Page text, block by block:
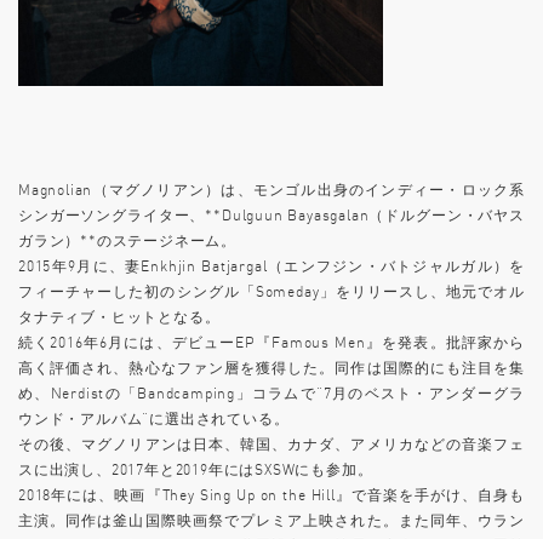
Magnolian（マグノリアン）は、モンゴル出身のインディー・ロック系
シンガーソングライター、**Dulguun Bayasgalan（ドルグーン・バヤス
ガラン）**のステージネーム。
2015年9月に、妻Enkhjin Batjargal（エンフジン・バトジャルガル）を
フィーチャーした初のシングル「Someday」をリリースし、地元でオル
タナティブ・ヒットとなる。
続く2016年6月には、デビューEP『Famous Men』を発表。批評家から
高く評価され、熱心なファン層を獲得した。同作は国際的にも注目を集
め、Nerdistの「Bandcamping」コラムで“7月のベスト・アンダーグラ
ウンド・アルバム”に選出されている。
その後、マグノリアンは日本、韓国、カナダ、アメリカなどの音楽フェ
スに出演し、2017年と2019年にはSXSWにも参加。
2018年には、映画『They Sing Up on the Hill』で音楽を手がけ、自身も
主演。同作は釜山国際映画祭でプレミア上映された。また同年、ウラン